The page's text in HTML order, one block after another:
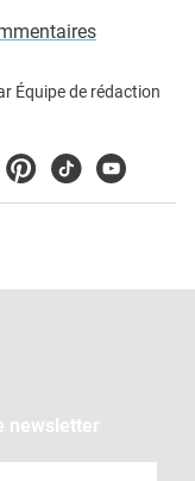
Équipe de rédaction
Pinterest
TiktokYoutube
newsletter